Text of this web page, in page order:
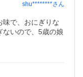
shu********さん
味で、おにぎりな
ないので、5歳の娘